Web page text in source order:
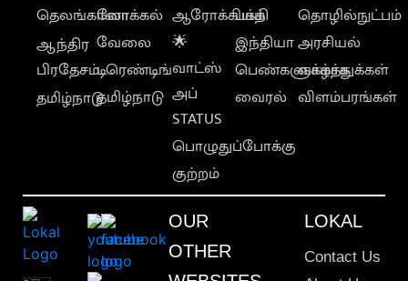
தெலங்கானா
ஆந்திர
பிரதேசம்
தமிழ்நாடு
லோக்கல்
வேலை
டிரெண்டிங்
தமிழ்நாடு
ஆரோக்கியம்
🌟
வாட்ஸ்
அப்
STATUS
பொழுதுப்போக்கு
குற்றம்
பக்தி
இந்தியா
பெண்களுக்காக
வைரல்
தொழில்நுட்பம்
அரசியல்
வாழ்த்துக்கள்
விளம்பரங்கள்
OUR
OTHER
LOKAL
Contact Us